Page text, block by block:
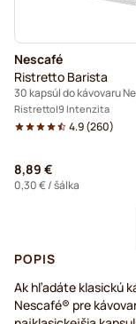
Nescafé
Ristretto Barista
Ristretto 9 Intenzita
4.9(260)
8,89 €
0,30 €/ šálka
POPIS
Ak hľadáte klasickú
Nescafé® pre